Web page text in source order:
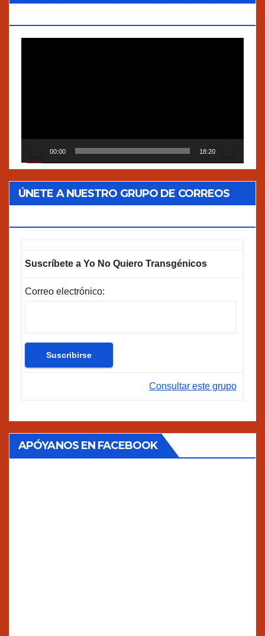
00:00 18:20
ÚNETE A NUESTRO GRUPO DE CORREOS
Suscríbete a Yo No Quiero Transgénicos
Correo electrónico:
Consultar este grupo
APÓYANOS EN FACEBOOK